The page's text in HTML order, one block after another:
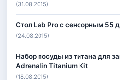
(31.08.2015)
Стол Lab Pro с сенсорным 55
(24.08.2015)
Набор посуды из титана для
Adrenalin Titanium Kit
(18.08.2015)